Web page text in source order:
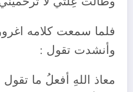
فلما سمعت كلامه
وأنشدت تقول :
معاذ اللهِ أفعلُ ما تقول